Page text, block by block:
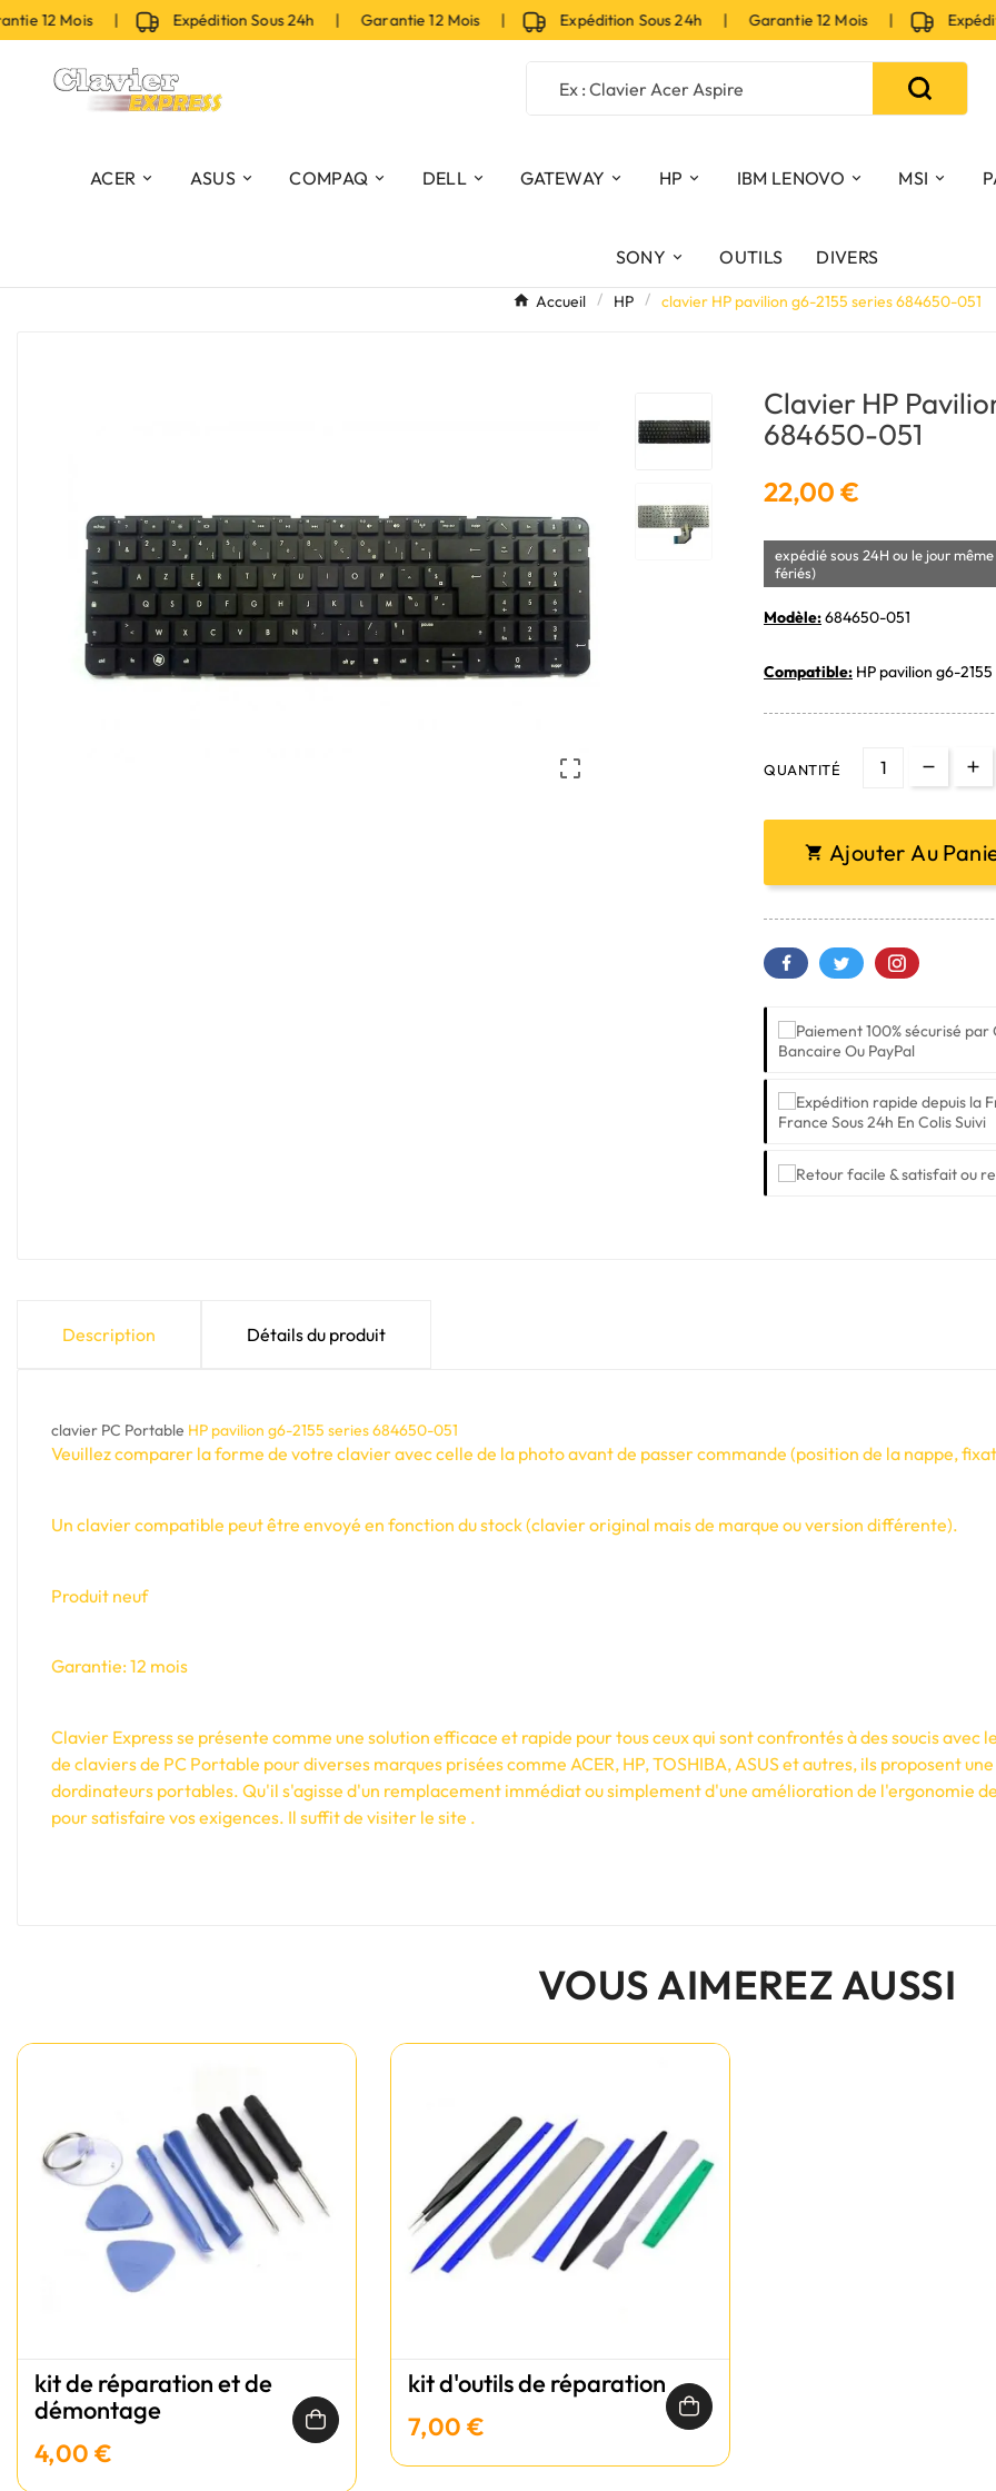
12 Mois | Expédition Sous 24h | Garantie 12 Mois | Expédition Sous 24h | Garantie 12 Mois |
ACER ASUS COMPAQ DELL GATEWAY HP IBM LENOVO MSI
SONY OUTILS DIVERS
Accueil HP clavier HP pavilion g6-2155 series 684650-051

Clavier HP
684650-051
22,00 €
expédié sous 24H ou le jour
fériés)
Modèle:684650-051
Compatible: HP pavilion g6-
QUANTITÉ
 Ajouter Au
Bancaire Ou PayPal
France Sous 24h En Colis Suivi
Description Détails du produit
clavier PC Portable HP pavilion g6-2155 series 684650-051
Veuillez comparer la forme de votre clavier avec celle de la photo avant de passer commande (position de la nappe,
Un clavier compatible peut être envoyé en fonction du stock (clavier original mais de marque ou version différente).
Produit neuf
Garantie: 12 mois
Clavier Express se présente comme une solution efficace et rapide pour tous ceux qui sont confrontés à des soucis
de claviers de PC Portable pour diverses marques prisées comme ACER, HP, TOSHIBA, ASUS et autres, ils proposent
dordinateurs portables. Qu'il s'agisse d'un remplacement immédiat ou simplement d'une amélioration de l'ergonomie
pour satisfaire vos exigences. Il suffit de visiter le site .
VOUS AIMEREZ AUSSI
kit de réparation et de
démontage
4,00 €
kit d'outils de réparation
7,00 €